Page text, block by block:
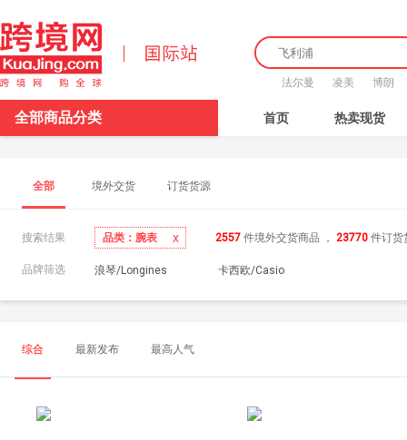
法尔曼 凌美 博朗
全部商品分类 首页 热卖现货
全部 境外交货 订货货源
搜索结果 品类：腕表 x 2557 件境外交货商品 ， 23770 件订货
品牌筛选 浪琴/Longines 卡西欧/Casio
综合 最新发布 最高人气